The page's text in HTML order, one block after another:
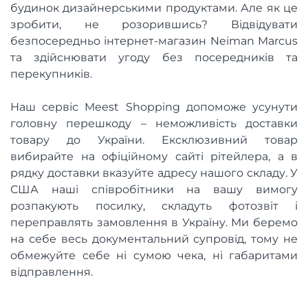
будинок дизайнерськими продуктами. Але як це
зробити, не розорившись? Відвідувати
безпосередньо інтернет-магазин Neiman Marcus
та здійснювати угоду без посередників та
перекупників.
Наш сервіс Meest Shopping допоможе усунути
головну перешкоду – неможливість доставки
товару до України. Ексклюзивний товар
вибирайте на офіційному сайті рітейлера, а в
рядку доставки вказуйте адресу нашого складу. У
США наші співробітники на вашу вимогу
розпакують посилку, складуть фотозвіт і
переправлять замовлення в Україну. Ми беремо
на себе весь документальний супровід, тому не
обмежуйте себе ні сумою чека, ні габаритами
відправлення.